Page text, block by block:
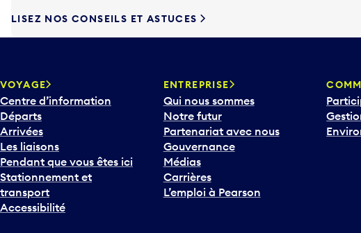
LISEZ NOS CONSEILS ET ASTUCES
VOYAGE
Centre d’information
Départs
Arrivées
Les liaisons
Pendant que vous êtes ici
Stationnement et
transport
Accessibilité
ENTREPRISE
Qui nous sommes
Notre futur
Partenariat avec nous
Gouvernance
Médias
Carrières
L’emploi à Pearson